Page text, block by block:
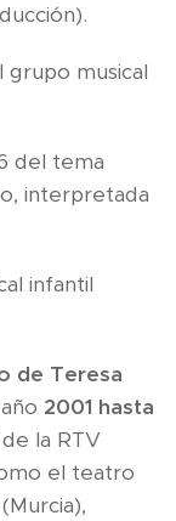
grupo musical
del tema
interpretada
infantil
de Teresa
2001 hasta
la RTV
el teatro